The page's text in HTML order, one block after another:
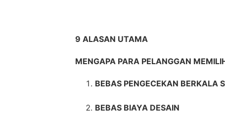
9 ALASAN UTAMA
MENGAPA PARA PELANGGAN
BEBAS PENGECEKAN BERKALA
BEBAS BIAYA DESAIN